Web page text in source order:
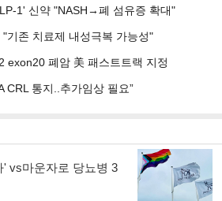
사
유
기
1' 신약 "NASH→폐 섬유증 확대"
기존 치료제 내성극복 가능성"
exon20 폐암 美 패스트트랙 지정
CRL 통지..추가임상 필요”
' vs마운자로 당뇨병 3